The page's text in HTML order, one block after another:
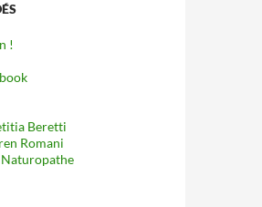
!
Beretti
Romani
Naturopathe